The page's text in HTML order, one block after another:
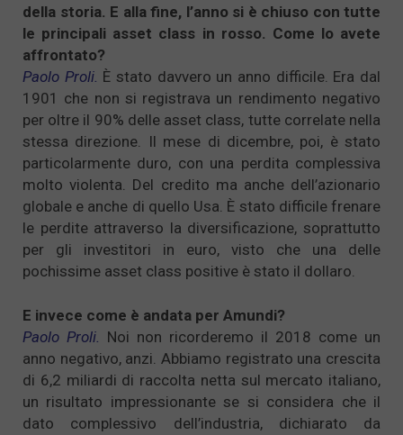
della storia. E alla fine, l’anno si è chiuso con tutte
le principali asset class in rosso. Come lo avete
affrontato?
Paolo Proli. È stato davvero un anno difficile. Era dal
1901 che non si registrava un rendimento negativo
per oltre il 90% delle asset class, tutte correlate nella
stessa direzione. Il mese di dicembre, poi, è stato
particolarmente duro, con una perdita complessiva
molto violenta. Del credito ma anche dell’azionario
globale e anche di quello Usa. È stato difficile frenare
le perdite attraverso la diversificazione, soprattutto
per gli investitori in euro, visto che una delle
pochissime asset class positive è stato il dollaro.
E invece come è andata per Amundi?
Paolo Proli. Noi non ricorderemo il 2018 come un
anno negativo, anzi. Abbiamo registrato una crescita
di 6,2 miliardi di raccolta netta sul mercato italiano,
un risultato impressionante se si considera che il
dato complessivo dell’industria, dichiarato da